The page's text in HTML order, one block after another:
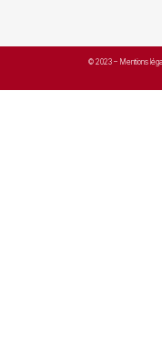
© 2023 – Mentions